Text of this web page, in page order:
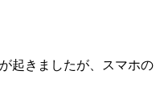
起きましたが、スマホの